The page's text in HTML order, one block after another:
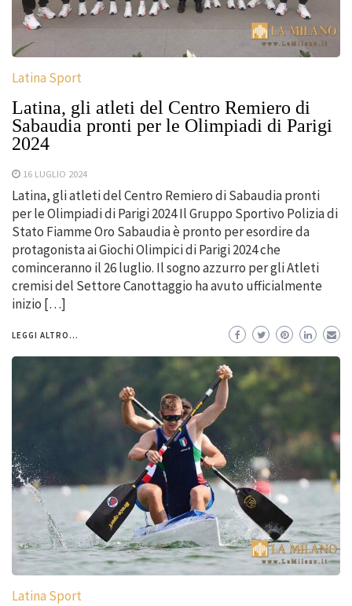
Latina Sport
Latina, gli atleti del Centro Remiero di
Sabaudia pronti per le Olimpiadi di Parigi
2024
16 LUGLIO 2024
Latina, gli atleti del Centro Remiero di Sabaudia pronti
per le Olimpiadi di Parigi 2024 Il Gruppo Sportivo Polizia di
Stato Fiamme Oro Sabaudia è pronto per esordire da
protagonista ai Giochi Olimpici di Parigi 2024 che
cominceranno il 26 luglio. Il sogno azzurro per gli Atleti
cremisi del Settore Canottaggio ha avuto ufficialmente
inizio […]
LEGGI ALTRO...
Latina Sport